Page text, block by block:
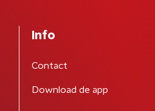
Info
Contact
Download de app